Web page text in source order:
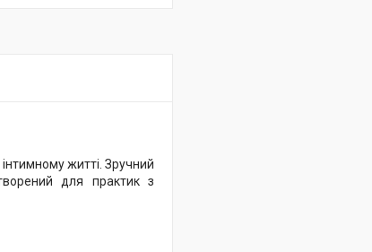
житті. Зручний
для практик з